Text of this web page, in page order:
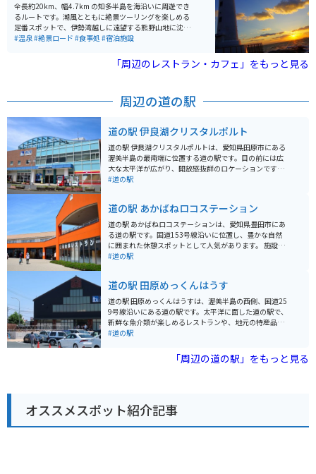
産も購入可能です。 宿泊施設が併設されており、食事前
後には温泉を楽しむことができます。もちろん温泉は日
帰りでの入浴が可能です。
全長約20km、幅4.7km の知多半島を海沿いに周遊でき
るルートです。潮風とともに絶景ツーリングを楽しめる
定番スポットで、伊勢湾越しに遠望する熊野山地に沈む
夕日は幻想的な光景です。特に野間崎灯台付近の灯台と
#温泉#絶景ロード #食事処 #宿泊施設
「周辺のレストラン・カフェ」をもっと見る
周辺の道の駅
道の駅 伊良湖クリスタルポルト
道の駅 伊良湖クリスタルポルトは、愛知県田原市にある
渥美半島の最南端に位置する道の駅です。目の前には広
大な太平洋が広がり、開放感抜群のロケーションです。
新鮮な海の幸を味わえるレストランや、地元産の野菜や
は、白い砂浜と青い海のコントラストが美しい景勝地と
して知られ、夕日の名所としても人気です。 バイクで訪
れる際は、道の駅の駐車場にバイク専用のスペースがあ
ります。周辺は海岸線沿いのワインディングロードが続
き、ツーリングにも最適です。渥美半島は温暖な気候で
ごとに様々な花が咲き乱れます。道の駅 伊良湖クリスタ
ルポルトは、渥美半島観光の拠点としても最適なスポッ
トです。
#道の駅
道の駅 あかばねロコステーション
道の駅 あかばねロコステーションは、愛知県豊田市にあ
る道の駅です。国道153号線沿いに位置し、豊かな自然
に囲まれた休憩スポットとして人気があります。 施設内
には、地元の新鮮な農産物を販売する直売所や、地元食
ク」を使用したメニューです。 バイクで訪れる場合、道
の駅には広々とした駐車場が完備されているので安心で
す。ツーリングの休憩地点としてはもちろん、周辺には
香嵐渓や三河湖などの観光スポットも点在しているの
で、拠点としても便利です。 あかばねロコステーション
#道の駅
道の駅 田原めっくんはうす
道の駅 田原めっくんはうすは、渥美半島の西側、国道25
9号線沿いにある道の駅です。太平洋に面した道の駅で、
新鮮な魚介類が楽しめるレストランや、地元の特産品を
販売する市場があります。 渥美半島は、温暖な気候で知
道の駅 田原めっくんはうす周辺には、花畑や公園など、
バイクで立ち寄りやすい観光スポットがたくさんありま
味わえます。お土産には、塩や干物などもおすすめで
す。
#道の駅
「周辺の道の駅」をもっと見る
オススメスポット紹介記事